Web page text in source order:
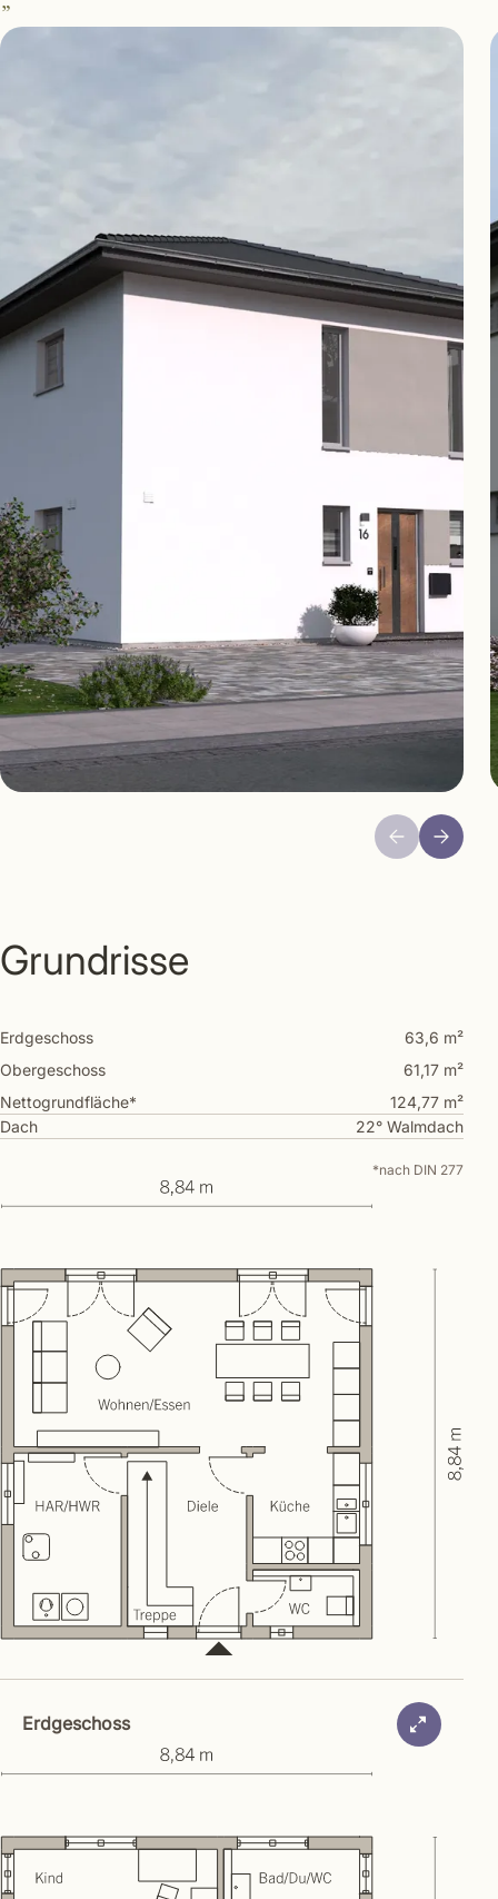
Grundrisse
Erdgeschoss
63,6 m²
Obergeschoss
61,17 m²
Nettogrundfläche*
124,77 m²
Dach
22° Walmdach
*nach DIN 277
Erdgeschoss